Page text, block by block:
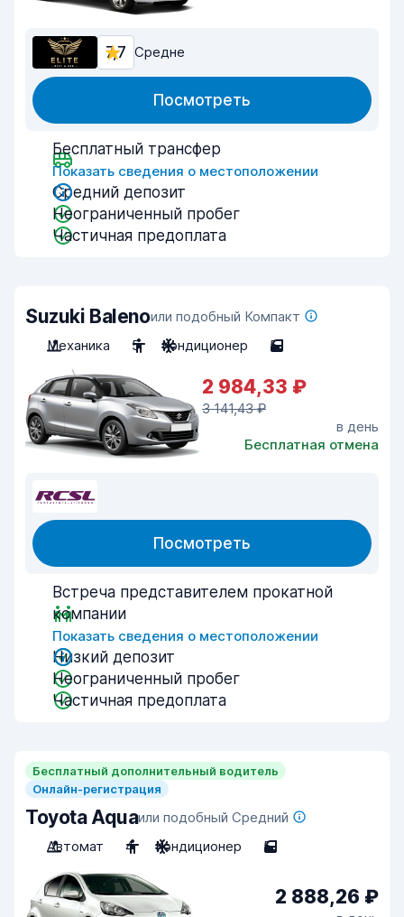
7,7 Средне
Посмотреть
Бесплатный трансфер
Показать сведения о местоположении
Средний депозит
Неограниченный пробег
Частичная предоплата
Suzuki Balenoили подобный Компакт
Механика
5 Кондиционер 5
2 984,33 ₽
3 141,43 ₽
в день
Бесплатная отмена
Посмотреть
Встреча представителем прокатной
компании
Показать сведения о местоположении
Низкий депозит
Неограниченный пробег
Частичная предоплата
Бесплатный дополнительный водитель
Онлайн-регистрация
Toyota Aquaили подобный Средний
Автомат
4 Кондиционер 5
2 888,26 ₽